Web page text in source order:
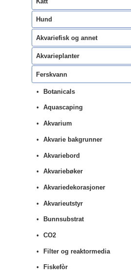
Hund
Akvariefisk og annet
Akvarieplanter
Ferskvann
Botanicals
Aquascaping
Akvarium
Akvarie bakgrunner
Akvariebord
Akvariebøker
Akvariedekorasjoner
Akvarieutstyr
Bunnsubstrat
CO2
Filter og reaktormedia
Fiskefòr